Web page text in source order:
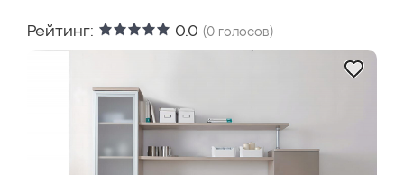
Рейтинг: 0.0 (0 голосов)